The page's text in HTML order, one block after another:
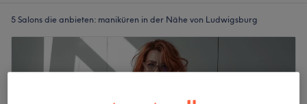
5 Salons die anbieten: maniküren in der Nähe von Ludwigsburg